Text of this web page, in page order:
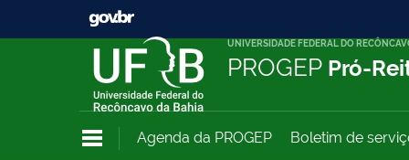
UNIVERSIDADE FEDERAL DO
PROGEP Pró-
Agenda da PROGEP Boletim de